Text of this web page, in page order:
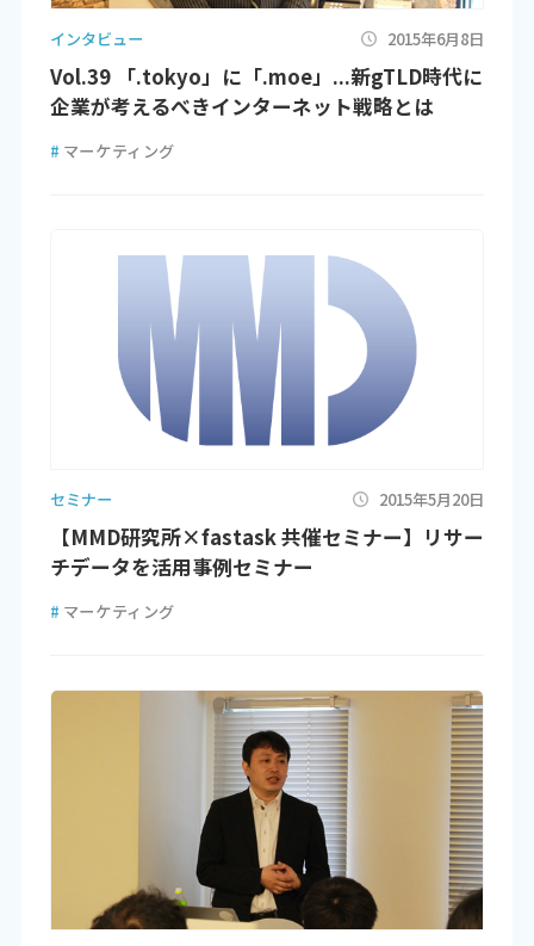
インタビュー 2015年6月8日
Vol.39 「.tokyo」に「.moe」...新gTLD時代に
企業が考えるべきインターネット戦略とは
# マーケティング
セミナー 2015年5月20日
【MMD研究所×fastask 共催セミナー】リサー
チデータを活用事例セミナー
# マーケティング